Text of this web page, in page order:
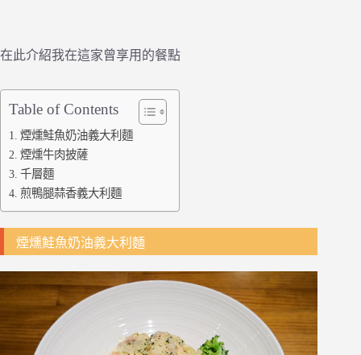
在此介紹我在這家曾享用的餐點
Table of Contents
煙燻鮭魚奶油義大利麵
煙燻牛肉披薩
千層麵
煎鴨腿蒜香義大利麵
煙燻鮭魚奶油義大利麵